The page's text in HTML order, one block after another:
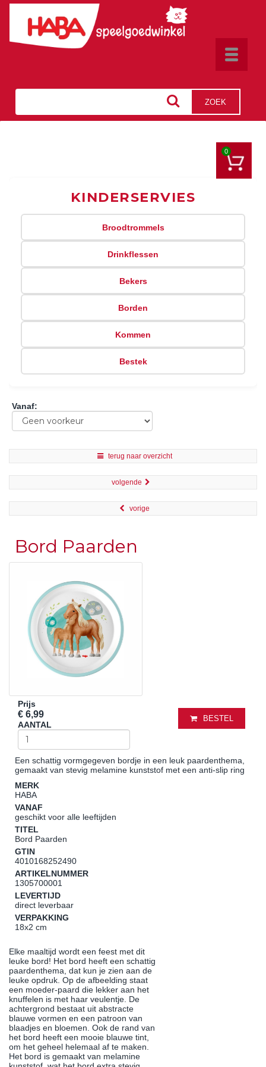
Toggle
ZOEK
0
KINDERSERVIES
Broodtrommels
Drinkflessen
Bekers
Borden
Kommen
Bestek
Vanaf:
terug naar overzicht
volgende
vorige
Bord Paarden
Prijs
€ 6,99
AANTAL
BESTEL
Een schattig vormgegeven bordje in een leuk paardenthema,
gemaakt van stevig melamine kunststof met een anti-slip ring
MERK
HABA
VANAF
geschikt voor alle leeftijden
TITEL
Bord Paarden
GTIN
4010168252490
ARTIKELNUMMER
1305700001
LEVERTIJD
direct leverbaar
VERPAKKING
18x2 cm
Elke maaltijd wordt een feest met dit
leuke bord! Het bord heeft een schattig
paardenthema, dat kun je zien aan de
leuke opdruk. Op de afbeelding staat
een moeder-paard die lekker aan het
knuffelen is met haar veulentje. De
achtergrond bestaat uit abstracte
blauwe vormen en een patroon van
blaadjes en bloemen. Ook de rand van
het bord heeft een mooie blauwe tint,
om het geheel helemaal af te maken.
Het bord is gemaakt van melamine